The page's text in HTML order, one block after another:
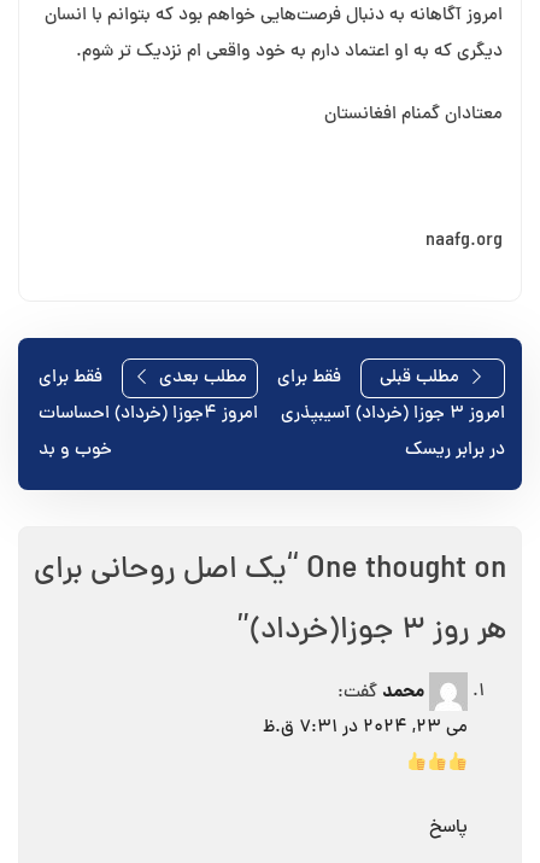
امروز آگاهانه به دنبال فرصت‌هایی خواهم بود که بتوانم با انسان
دیگری که به او اعتماد دارم به خود واقعی ام نزدیک تر شوم.
معتادان گمنام افغانستان
naafg.org
راهبری
نوشته
مطلب قبلی
فقط برای
امروز ۳ جوزا (خرداد) آسیبپذری
در برابر ریسک
مطلب بعدی
فقط برای
امروز ۴جوزا (خرداد) احساسات
خوب و بد
One thought on “ یک اصل روحانی برای
هر روز ۳ جوزا(خرداد)
”
محمد گفت:
می 23, 2024 در 7:31 ق.ظ
پاسخ